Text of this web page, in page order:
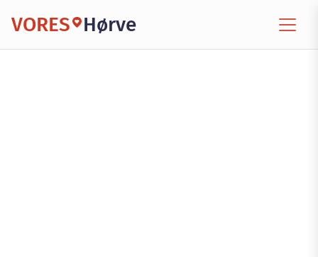
VORES Hørve